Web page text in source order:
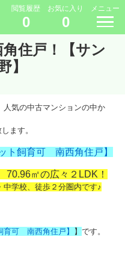
閲覧履歴
0
お気に入り
0
メニュー
住戸！【サン
】
人気の中古マンションの中か
ます。
ト飼育可 南西角住戸】
㎡の広々２LDK！
学校、徒歩２分圏内です♪
育可 南西角住戸】 】 です。